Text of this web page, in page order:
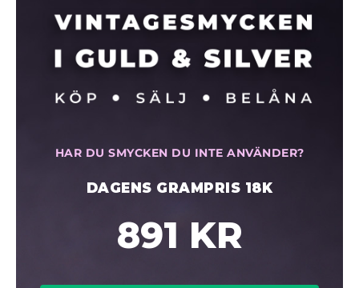
HAR DU SMYCKEN DU INTE ANVÄNDER?
DAGENS GRAMPRIS 18K
891 KR